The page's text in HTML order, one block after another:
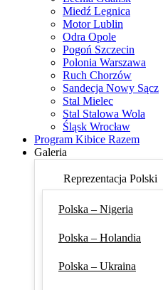
Miedź Legnica
Motor Lublin
Odra Opole
Pogoń Szczecin
Polonia Warszawa
Ruch Chorzów
Sandecja Nowy Sącz
Stal Mielec
Stal Stalowa Wola
Śląsk Wrocław
Program Kibice Razem
Galeria
Reprezentacja Polski
Polska – Nigeria
Polska – Holandia
Polska – Ukraina